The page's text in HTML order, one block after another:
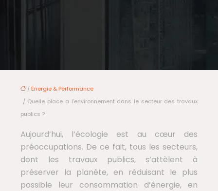
/ Énergie & Performance
/ Quelle place a l’environnement dans le secteur des travaux
publics ?
Aujourd’hui, l’écologie est au cœur des
préoccupations. De ce fait, tous les secteurs,
dont les travaux publics, s’attèlent à
préserver la planète, en réduisant le plus
possible leur consommation d’énergie, en